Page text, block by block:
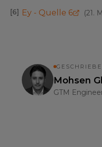
[6] Ey - Quelle 6 (21.
Mohsen
GTM